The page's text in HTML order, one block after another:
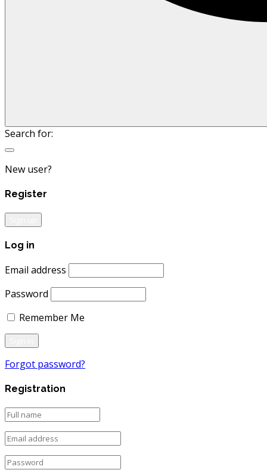
Search for:
New user?
Register
Log in
Email address
Password
Remember Me
Forgot password?
Registration